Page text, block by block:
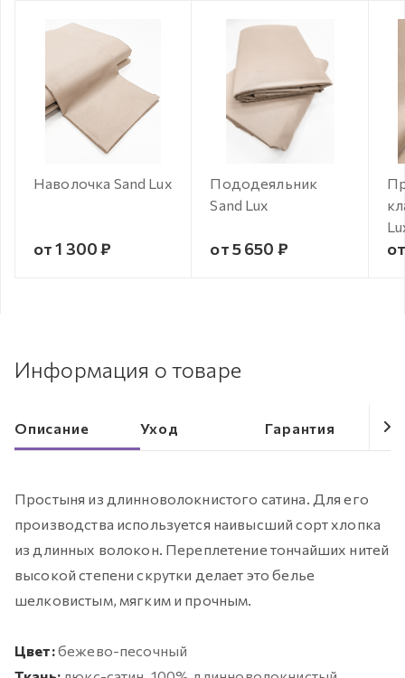
Наволочка Sand Lux
от 1 300 ₽
Пододеяльник
Sand Lux
от 5 650 ₽
Информация о товаре
Описание Уход Гарантия
Простыня из длинноволокнистого сатина. Для его
производства используется наивысший сорт хлопка
из длинных волокон. Переплетение тончайших нитей
высокой степени скрутки делает это белье
шелковистым, мягким и прочным.
Цвет:бежево-песочный